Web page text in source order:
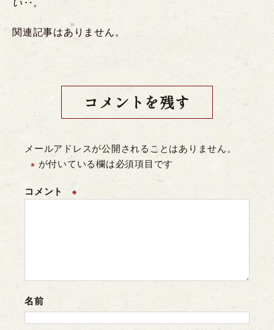
い‥。
関連記事はありません。
コメントを残す
メールアドレスが公開されることはありません。
※ が付いている欄は必須項目です
コメント ※
名前